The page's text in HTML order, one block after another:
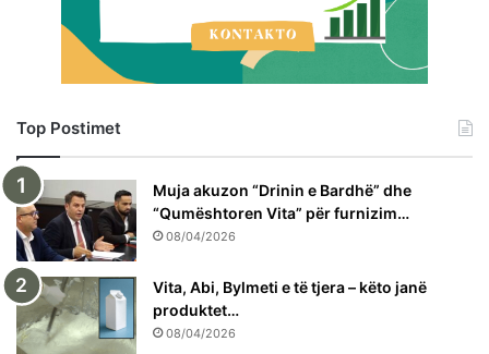
Top Postimet
Muja akuzon “Drinin e Bardhë” dhe
“Qumështoren Vita” për furnizim…
08/04/2026
Vita, Abi, Bylmeti e të tjera – këto janë
produktet…
08/04/2026